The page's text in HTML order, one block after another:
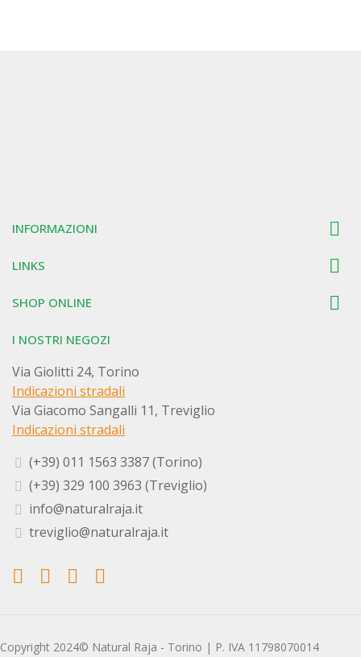
INFORMAZIONI 
LINKS 
SHOP ONLINE 
I NOSTRI NEGOZI
Via Giolitti 24, Torino
Indicazioni stradali
Via Giacomo Sangalli 11, Treviglio
Indicazioni stradali
(+39) 011 1563 3387 (Torino)
(+39) 329 100 3963 (Treviglio)
info@naturalraja.it
treviglio@naturalraja.it
Copyright 2024© Natural Raja - Torino | P. IVA 11798070014